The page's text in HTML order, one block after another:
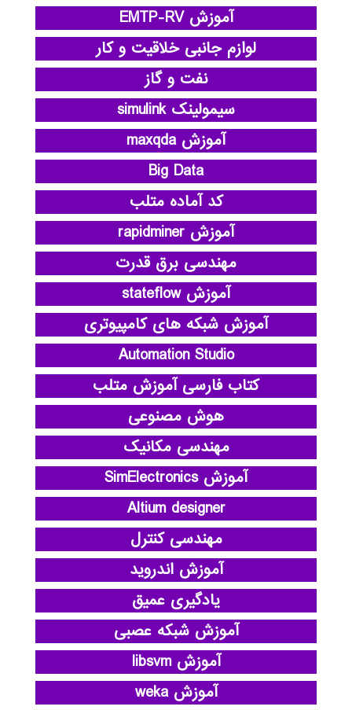
آموزش EMTP-RV
لوازم جانبی خلاقیت و کار
نفت و گاز
سیمولینک simulink
آموزش maxqda
Big Data
کد آماده متلب
آموزش rapidminer
مهندسی برق قدرت
آموزش stateflow
آموزش شبکه های کامپیوتری
Automation Studio
کتاب فارسی آموزش متلب
هوش مصنوعی
مهندسی مکانیک
آموزش SimElectronics
Altium designer
مهندسی کنترل
آموزش اندروید
یادگیری عمیق
آموزش شبکه عصبی
آموزش libsvm
آموزش weka